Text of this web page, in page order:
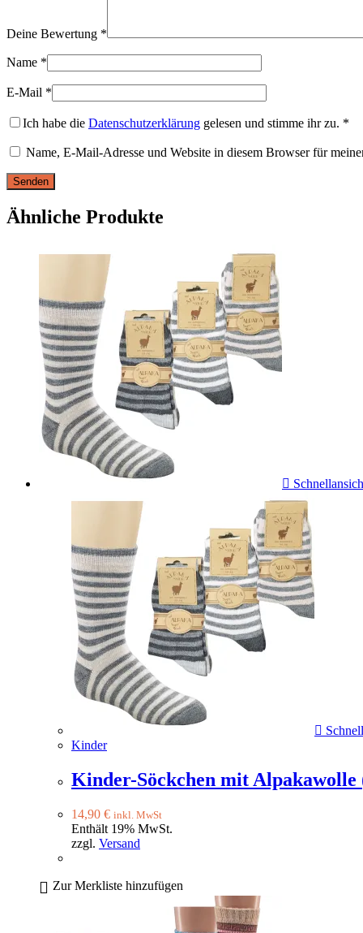
Deine Bewertung *
Name *
E-Mail *
Ich habe die Datenschutzerklärung gelesen und stimme ihr zu. *
Name, E-Mail-Adresse und Website in diesem Browser für
Ähnliche Produkte
Kinder
Kinder-Söckchen mit Alpakawolle
14,90 € inkl. MwSt
Enthält 19% MwSt.
zzgl. Versand
Zur Merkliste hinzufügen